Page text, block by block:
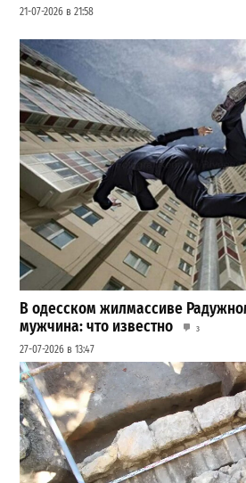
21-07-2026 в 21:58
В одесском жилмассиве
мужчина: что известно
3
27-07-2026 в 13:47
Шезлонги, бунгало и VIP-зоны:
заплатить за отдых в Аркадии
3
21-07-2026 в 19:23
ВИБОР РЕДАКЦИИ